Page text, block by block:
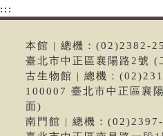
:::
本館 | 總機：(02)2382-
臺北市中正區襄陽路2號 (
古生物館 | 總機：
100007 臺北市中正區襄
面)
南門館 | 總機：